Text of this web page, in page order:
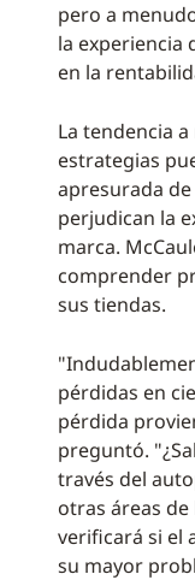
pero a
la experiencia
en la
La tendencia
estrategias
apresurada
perjudican la
marca.
comprender
sus tiendas.
pérdidas en
pérdida
preguntó.
través del
otras áreas
verificará si el
su mayor